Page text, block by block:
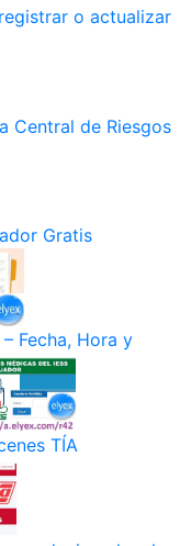
o actualizar
Central de Riesgos
Gratis
Fecha, Hora y
TÍA